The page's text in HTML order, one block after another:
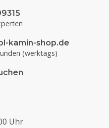
kamin-shop.de
(werktags)
Uhr